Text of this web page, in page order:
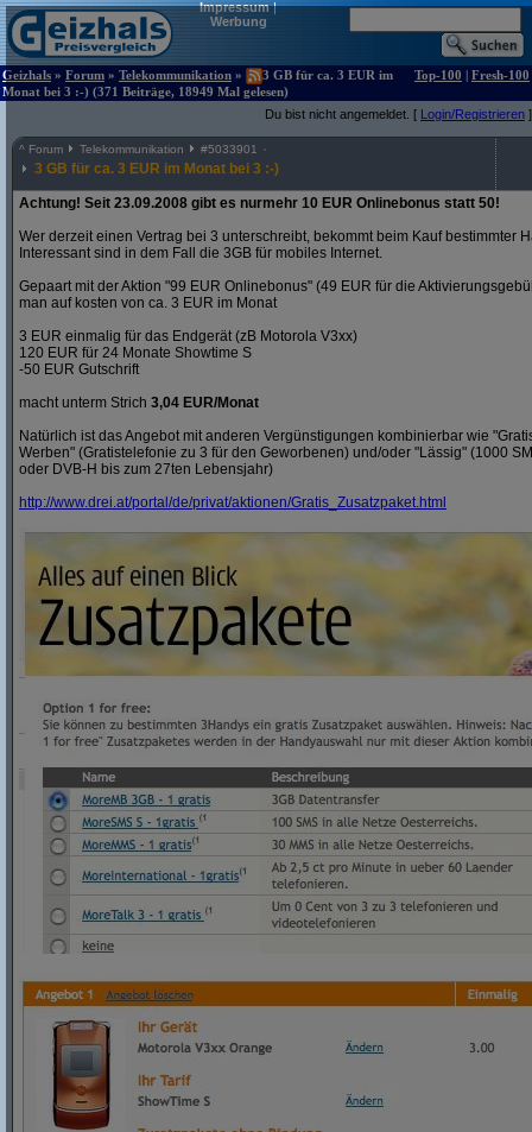
Impressum|
Werbung
Geizhals » Forum » Telekommunikation »
3 GB für ca. 3 EUR im
Monat bei 3 :-) (371 Beiträge, 18949 Mal gelesen)
Top-100 | Fresh-100
Du bist nicht angemeldet. [ Login/Registrieren ]
^ Forum Telekommunikation #5033901
3 GB für ca. 3 EUR im Monat bei 3 :-)
Achtung! Seit 23.09.2008 gibt es nurmehr 10 EUR Onlinebonus statt 50!
Wer derzeit einen Vertrag bei 3 unterschreibt, bekommt beim Kauf bestimmter
Interessant sind in dem Fall die 3GB für mobiles Internet.
Gepaart mit der Aktion "99 EUR Onlinebonus" (49 EUR für die
man auf kosten von ca. 3 EUR im Monat
3 EUR einmalig für das Endgerät (zB Motorola V3xx)
120 EUR für 24 Monate Showtime S
-50 EUR Gutschrift
macht unterm Strich 3,04 EUR/Monat
Natürlich ist das Angebot mit anderen Vergünstigungen kombinierbar wie
Werben" (Gratistelefonie zu 3 für den Geworbenen) und/oder "Lässig" (1000
oder DVB-H bis zum 27ten Lebensjahr)
http://www.drei.at/portal/de/privat/aktionen/Gratis_Zusatzpaket.html